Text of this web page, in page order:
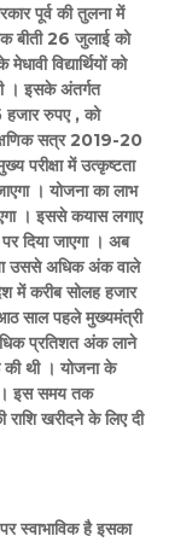
पूर्व की तुलना में
बीती 26 जुलाई को
विद्यार्थियों को
। इसके अंतर्गत
हजार रुपए , को
सत्र 2019-20
परीक्षा में उत्कृष्टता
। योजना का लाभ
। इससे कयास लगाए
दिया जाएगा । अब
या उससे अधिक अंक वाले
में करीब सोलह हजार
साल पहले मुख्यमंत्री
प्रतिशत अंक लाने
की थी । योजना के
। इस समय तक
राशि खरीदने के लिए दी
स्वाभाविक है इसका